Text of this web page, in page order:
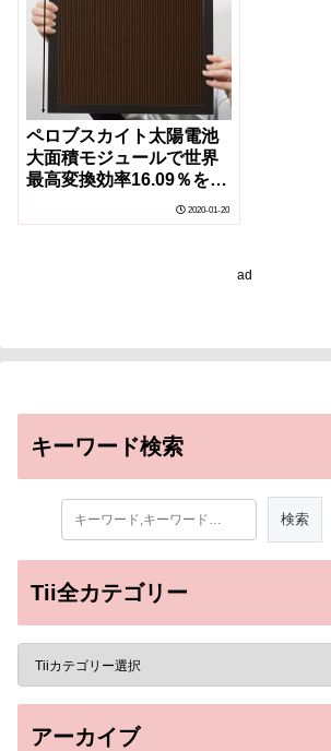
ペロブスカイト太陽電池
大面積モジュールで世界
最高変換効率16.09％を達
2020-01-20
ad
キーワード検索
Tii全カテゴリー
アーカイブ